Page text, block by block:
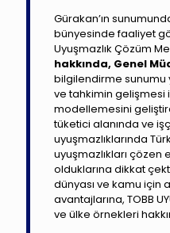
Gürakan’ın
bünyesinde faaliyet
Uyuşmazlık Çözüm
hakkında, Genel
bilgilendirme sunumu
ve tahkimin gelişmesi
modellemesini
tüketici alanında ve
uyuşmazlıklarında
uyuşmazlıkları çözen
olduklarına dikkat
dünyası ve kamu için
avantajlarına, TOBB
ve ülke örnekleri